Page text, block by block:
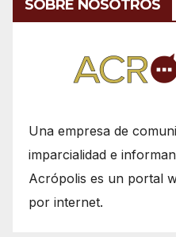
SOBRE NOSOTROS
Una empresa de
imparcialidad e
Acrópolis es un portal
por internet.